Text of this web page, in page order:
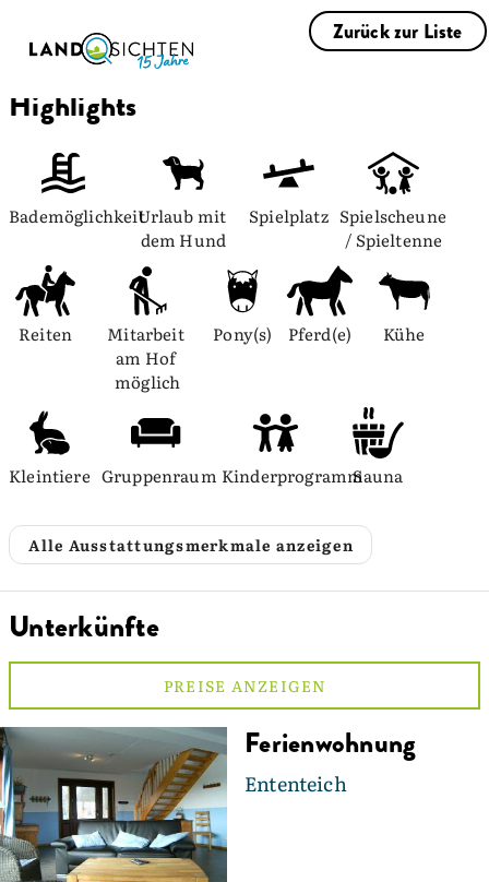
Zurück zur Liste
Highlights
BademöglichkeitUrlaub mit
dem Hund
Spielplatz Spielscheune
/ Spieltenne
Reiten
Mitarbeit
am Hof
möglich
Pony(s) Pferd(e) Kühe
Kleintiere Gruppenraum KinderprogrammSauna
Alle Ausstattungsmerkmale anzeigen
Unterkünfte
PREISE ANZEIGEN
Ferienwohnung
Ententeich